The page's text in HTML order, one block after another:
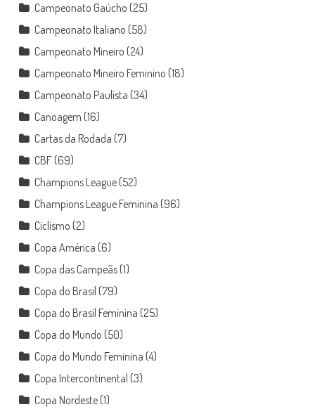
Campeonato Gaúcho (25)
Campeonato Italiano (58)
Campeonato Mineiro (24)
Campeonato Mineiro Feminino (18)
Campeonato Paulista (34)
Canoagem (16)
Cartas da Rodada (7)
CBF(69)
Champions League(52)
Champions League Feminina (96)
Ciclismo (2)
Copa América (6)
Copa das Campeãs(1)
Copa do Brasil (79)
Copa do Brasil Feminina (25)
Copa do Mundo (50)
Copa do Mundo Feminina (4)
Copa Intercontinental (3)
Copa Nordeste(1)